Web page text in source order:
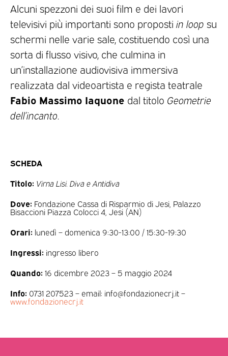
Alcuni spezzoni dei suoi film e dei lavori
televisivi più importanti sono proposti in loop su
schermi nelle varie sale, costituendo così una
sorta di flusso visivo, che culmina in
un’installazione audiovisiva immersiva
realizzata dal videoartista e regista teatrale
Fabio Massimo Iaquone dal titolo Geometrie
dell’incanto
SCHEDA
Titolo: Virna Lisi. Diva e Antidiva
Dove: Fondazione Cassa di Risparmio di Jesi, Palazzo
Bisaccioni Piazza Colocci 4, Jesi (AN)
Orari: lunedì – domenica 9:30-13:00 / 15:30-19:30
Ingressi: ingresso libero
Quando: 16 dicembre 2023 – 5 maggio 2024
Info: 0731 207523 – email: info@fondazionecrj.it –
www.fondazionecrj.it